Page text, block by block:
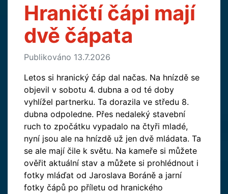
Hraničtí čápi mají
dvě čápata
Publikováno 13.7.2026
Letos si hranický čáp dal načas. Na hnízdě se
objevil v sobotu 4. dubna a od té doby
vyhlížel partnerku. Ta dorazila ve středu 8.
dubna odpoledne. Přes nedaleký stavební
ruch to zpočátku vypadalo na čtyři mladé,
nyní jsou ale na hnízdě už jen dvě mládata. Ta
se ale mají čile k světu. Na kameře si můžete
ověřit aktuální stav a můžete si prohlédnout i
fotky mláďat od Jaroslava Boráně a jarní
fotky čápů po příletu od hranického